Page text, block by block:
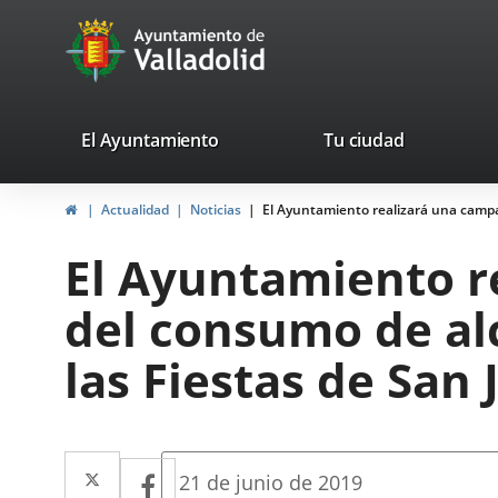
Portal
Web
Ayuntamiento
de
valladolid.es
El Ayuntamiento Tu ciudad
HomeActualidad Noticias El Ayuntamiento realizará una
El Ayuntamiento
del consumo de
las Fiestas de San
Twitter
EnlaceFacebook
Enlace
Fecha
21 de junio de 2019